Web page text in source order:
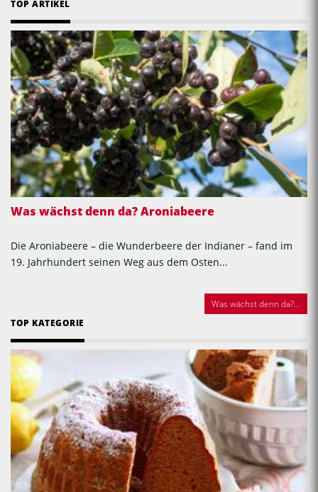
TOP ARTIKEL
Was wächst denn da? Aroniabeere
Die Aroniabeere – die Wunderbeere der Indianer – fand im
19. Jahrhundert seinen Weg aus dem Osten...
Was wächst denn da?...
TOP KATEGORIE